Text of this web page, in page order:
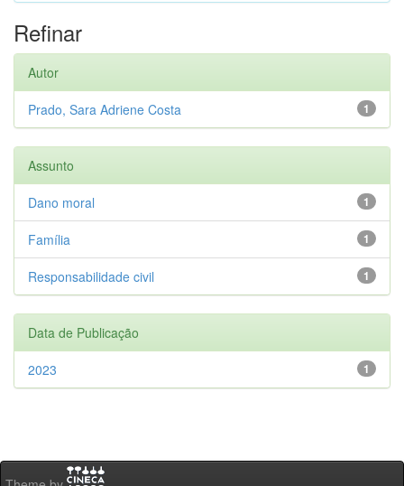
Refinar
Autor
1
Prado, Sara Adriene Costa
Assunto
1
Dano moral
1
Família
1
Responsabilidade civil
Data de Publicação
1
2023